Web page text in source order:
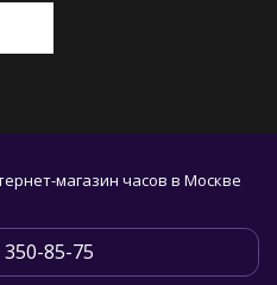
магазин часов в Москве
350-85-75